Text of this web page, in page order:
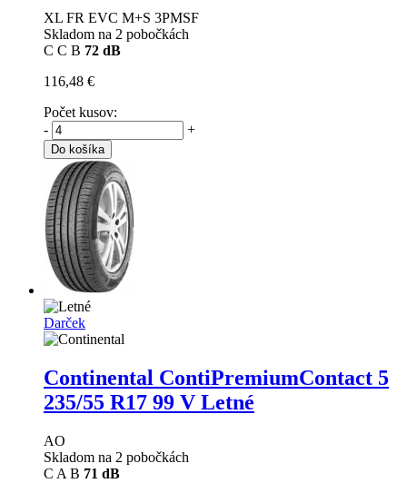
XL FR EVC M+S 3PMSF
Skladom na 2 pobočkách
C C B 72 dB
116,48 €
Počet kusov:
-
+
Do košíka
Darček
Continental ContiPremiumContact 5
235/55 R17 99 V Letné
AO
Skladom na 2 pobočkách
C A B 71 dB